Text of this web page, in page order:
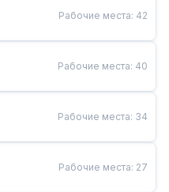
Рабочие места: 42
Рабочие места: 40
Рабочие места: 34
Рабочие места: 27